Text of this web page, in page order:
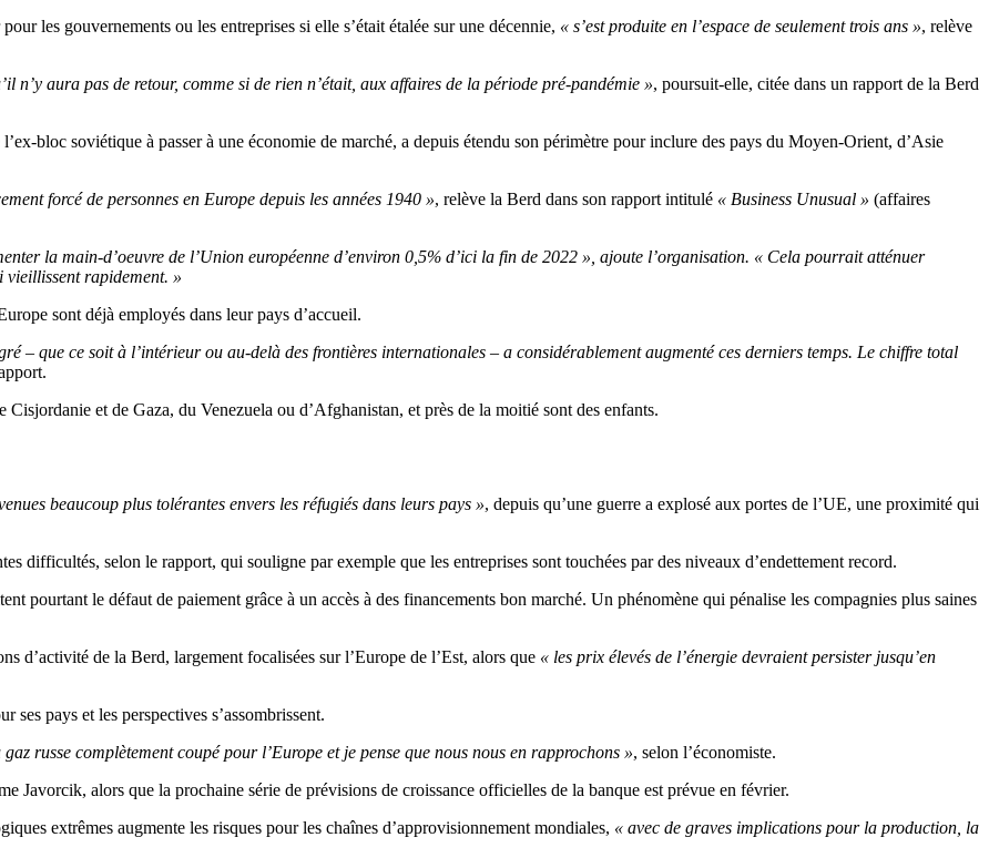
les gouvernements ou les entreprises si elle s’était étalée sur une décennie, « s’est produite en l’espace de seulement trois ans », relève
n’y aura pas de retour, comme si de rien n’était, aux affaires de la période pré-pandémie », poursuit-elle, citée dans un rapport de la Berd
bloc soviétique à passer à une économie de marché, a depuis étendu son périmètre pour inclure des pays du Moyen-Orient, d’Asie
forcé de personnes en Europe depuis les années 1940 », relève la Berd dans son rapport intitulé « Business Unusual » (affaires
la main-d’oeuvre de l’Union européenne d’environ 0,5% d’ici la fin de 2022 », ajoute l’organisation. « Cela pourrait atténuer
vieillissent rapidement. »
sont déjà employés dans leur pays d’accueil.
– que ce soit à l’intérieur ou au-delà des frontières internationales – a considérablement augmenté ces derniers temps. Le chiffre total
et de Gaza, du Venezuela ou d’Afghanistan, et près de la moitié sont des enfants.
beaucoup plus tolérantes envers les réfugiés dans leurs pays », depuis qu’une guerre a explosé aux portes de l’UE, une proximité qui
difficultés, selon le rapport, qui souligne par exemple que les entreprises sont touchées par des niveaux d’endettement record.
pourtant le défaut de paiement grâce à un accès à des financements bon marché. Un phénomène qui pénalise les compagnies plus saines
d’activité de la Berd, largement focalisées sur l’Europe de l’Est, alors que « les prix élevés de l’énergie devraient persister jusqu’en
ses pays et les perspectives s’assombrissent.
russe complètement coupé pour l’Europe et je pense que nous nous en rapprochons », selon l’économiste.
Javorcik, alors que la prochaine série de prévisions de croissance officielles de la banque est prévue en février.
extrêmes augmente les risques pour les chaînes d’approvisionnement mondiales, « avec de graves implications pour la production, la